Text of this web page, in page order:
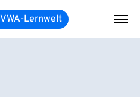
VWA-Lernwelt